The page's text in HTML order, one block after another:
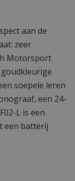
aan de
zeer
Motorsport
goudkleurige
soepele leren
een 24-
L is een
een batterij